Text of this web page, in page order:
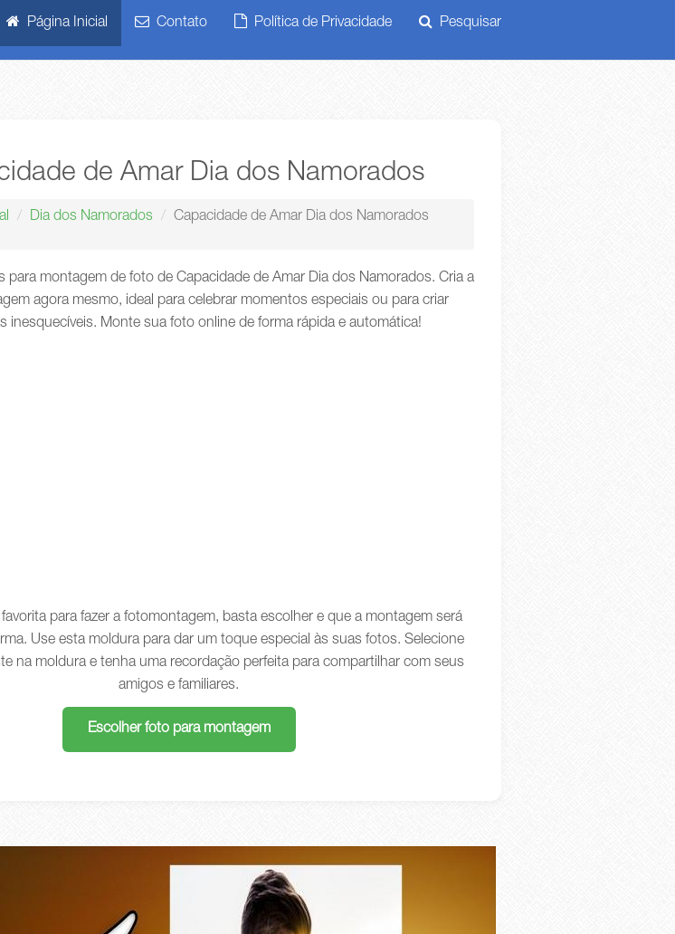
Página Inicial Contato Política de Privacidade Pesquisar
de Amar Dia dos Namorados
Dia dos Namorados Capacidade de Amar Dia dos Namorados
para montagem de foto de Capacidade de Amar Dia dos Namorados. Cria a
agora mesmo, ideal para celebrar momentos especiais ou para criar
inesquecíveis. Monte sua foto online de forma rápida e automática!
para fazer a fotomontagem, basta escolher e que a montagem será
Use esta moldura para dar um toque especial às suas fotos. Selecione
na moldura e tenha uma recordação perfeita para compartilhar com seus
amigos e familiares.
Escolher foto para montagem